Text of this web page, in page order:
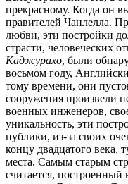
прекрасному. Когда он
правителей Чанлелла.
любви, эти постройки
страсти, человеческих
Каджурахо, были
восьмом году,
тому времени, они
сооружения произвели
военных инженеров,
уникальность, эти
публики, из-за своих
концу двадцатого века,
места. Самым старым
считается, построенный